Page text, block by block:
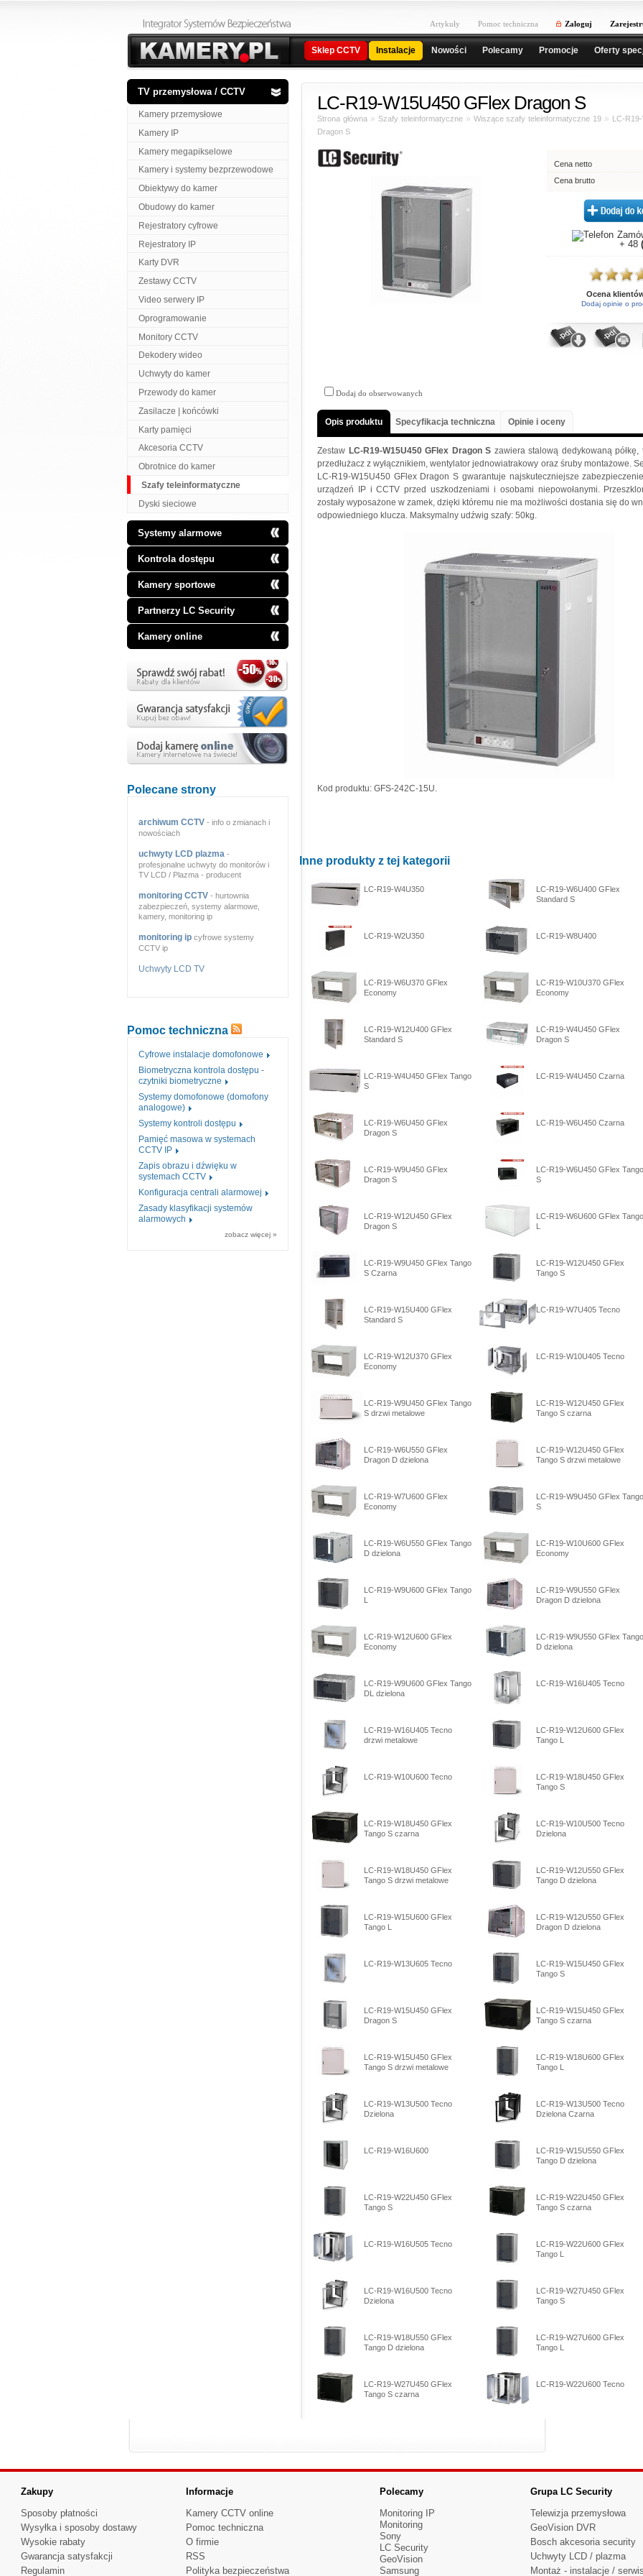
Artykuły Pomoc techniczna Zaloguj
Sklep CCTV Instalacje Nowości Polecamy Promocje Oferty
TV przemysłowa / CCTV
Kamery przemysłowe
Kamery IP
Kamery megapikselowe
Kamery i systemy bezprzewodowe
Obiektywy do kamer
Obudowy do kamer
Rejestratory cyfrowe
Rejestratory IP
Karty DVR
Zestawy CCTV
Video serwery IP
Oprogramowanie
Monitory CCTV
Dekodery wideo
Uchwyty do kamer
Przewody do kamer
Zasilacze | końcówki
Karty pamięci
Akcesoria CCTV
Obrotnice do kamer
Szafy teleinformatyczne
Dyski sieciowe
Systemy alarmowe
Kontrola dostępu
Kamery sportowe
Partnerzy LC Security
Kamery online
Polecane strony
archiwum CCTV - info o zmianach i
nowościach
uchwyty LCD plazma -
profesjonalne uchwyty do monitorów i
TV LCD / Plazma - producent
monitoring CCTV - hurtownia
zabezpieczeń, systemy alarmowe,
kamery, monitoring ip
monitoring ip cyfrowe systemy
CCTV ip
Uchwyty LCD TV
Pomoc techniczna
Cyfrowe instalacje domofonowe
Biometryczna kontrola dostępu -
czytniki biometryczne
Systemy domofonowe (domofony
analogowe)
Systemy kontroli dostępu
Pamięć masowa w systemach
CCTV IP
Zapis obrazu i dźwięku w
systemach CCTV
Konfiguracja centrali alarmowej
Zasady klasyfikacji systemów
alarmowych
zobacz więcej »
LC-R19-W15U450 GFlex Dragon S
Strona główna» Szafy teleinformatyczne» Wiszące szafy teleinformatyczne 19 » LC-
Dragon S
Cena netto
Cena brutto
+ 48
Ocena
Dodaj opinie o
Dodaj do obserwowanych
Opis produktu Specyfikacja techniczna Opinie i oceny
Zestaw LC-R19-W15U450 GFlex Dragon S zawiera stalową dedykowaną półkę,
przedłużacz z wyłącznikiem, wentylator jednowiatrakowy oraz śruby montażowe.
LC-R19-W15U450 GFlex Dragon S gwarantuje najskuteczniejsze
urządzeń IP i CCTV przed uszkodzeniami i osobami niepowołanymi.
zostały wyposażone w zamek, dzięki któremu nie ma możliwości dostania się do
odpowiedniego klucza. Maksymalny udźwig szafy: 50kg.
Kod produktu: GFS-242C-15U.
Inne produkty z tej kategorii
LC-R19-W4U350
LC-R19-W6U400 GFlex
Standard S
LC-R19-W2U350 LC-R19-W8U400
LC-R19-W6U370 GFlex
Economy
LC-R19-W10U370 GFlex
Economy
LC-R19-W12U400 GFlex
Standard S
LC-R19-W4U450 GFlex
Dragon S
LC-R19-W4U450 GFlex Tango
S
LC-R19-W4U450 Czarna
LC-R19-W6U450 GFlex
Dragon S
LC-R19-W6U450 Czarna
LC-R19-W9U450 GFlex
Dragon S
LC-R19-W6U450 GFlex Tango
S
LC-R19-W12U450 GFlex
Dragon S
LC-R19-W6U600 GFlex Tango
L
LC-R19-W9U450 GFlex Tango
S Czarna
LC-R19-W12U450 GFlex
Tango S
LC-R19-W15U400 GFlex
Standard S
LC-R19-W7U405 Tecno
LC-R19-W12U370 GFlex
Economy
LC-R19-W10U405 Tecno
LC-R19-W9U450 GFlex Tango
S drzwi metalowe
LC-R19-W12U450 GFlex
Tango S czarna
LC-R19-W6U550 GFlex
Dragon D dzielona
LC-R19-W12U450 GFlex
Tango S drzwi metalowe
LC-R19-W7U600 GFlex
Economy
LC-R19-W9U450 GFlex Tango
S
LC-R19-W6U550 GFlex Tango
D dzielona
LC-R19-W10U600 GFlex
Economy
LC-R19-W9U600 GFlex Tango
L
LC-R19-W9U550 GFlex
Dragon D dzielona
LC-R19-W12U600 GFlex
Economy
LC-R19-W9U550 GFlex Tango
D dzielona
LC-R19-W9U600 GFlex Tango
DL dzielona
LC-R19-W16U405 Tecno
LC-R19-W16U405 Tecno
drzwi metalowe
LC-R19-W12U600 GFlex
Tango L
LC-R19-W10U600 Tecno
LC-R19-W18U450 GFlex
Tango S
LC-R19-W18U450 GFlex
Tango S czarna
LC-R19-W10U500 Tecno
Dzielona
LC-R19-W18U450 GFlex
Tango S drzwi metalowe
LC-R19-W12U550 GFlex
Tango D dzielona
LC-R19-W15U600 GFlex
Tango L
LC-R19-W12U550 GFlex
Dragon D dzielona
LC-R19-W13U605 Tecno
LC-R19-W15U450 GFlex
Tango S
LC-R19-W15U450 GFlex
Dragon S
LC-R19-W15U450 GFlex
Tango S czarna
LC-R19-W15U450 GFlex
Tango S drzwi metalowe
LC-R19-W18U600 GFlex
Tango L
LC-R19-W13U500 Tecno
Dzielona
LC-R19-W13U500 Tecno
Dzielona Czarna
LC-R19-W16U600
LC-R19-W15U550 GFlex
Tango D dzielona
LC-R19-W22U450 GFlex
Tango S
LC-R19-W22U450 GFlex
Tango S czarna
LC-R19-W16U505 Tecno
LC-R19-W22U600 GFlex
Tango L
LC-R19-W16U500 Tecno
Dzielona
LC-R19-W27U450 GFlex
Tango S
LC-R19-W18U550 GFlex
Tango D dzielona
LC-R19-W27U600 GFlex
Tango L
LC-R19-W27U450 GFlex
Tango S czarna
LC-R19-W22U600 Tecno
Zakupy
Sposoby płatności
Wysyłka i sposoby dostawy
Wysokie rabaty
Gwarancja satysfakcji
Regulamin
Informacje
Kamery CCTV online
Pomoc techniczna
O firmie
RSS
Polityka bezpieczeństwa
Polecamy
Monitoring IP
Monitoring
Sony
LC Security
GeoVision
Samsung
Grupa LC Security
Telewizja przemysłowa
GeoVision DVR
Bosch akcesoria security
Uchwyty LCD / plazma
Montaż - instalacje /